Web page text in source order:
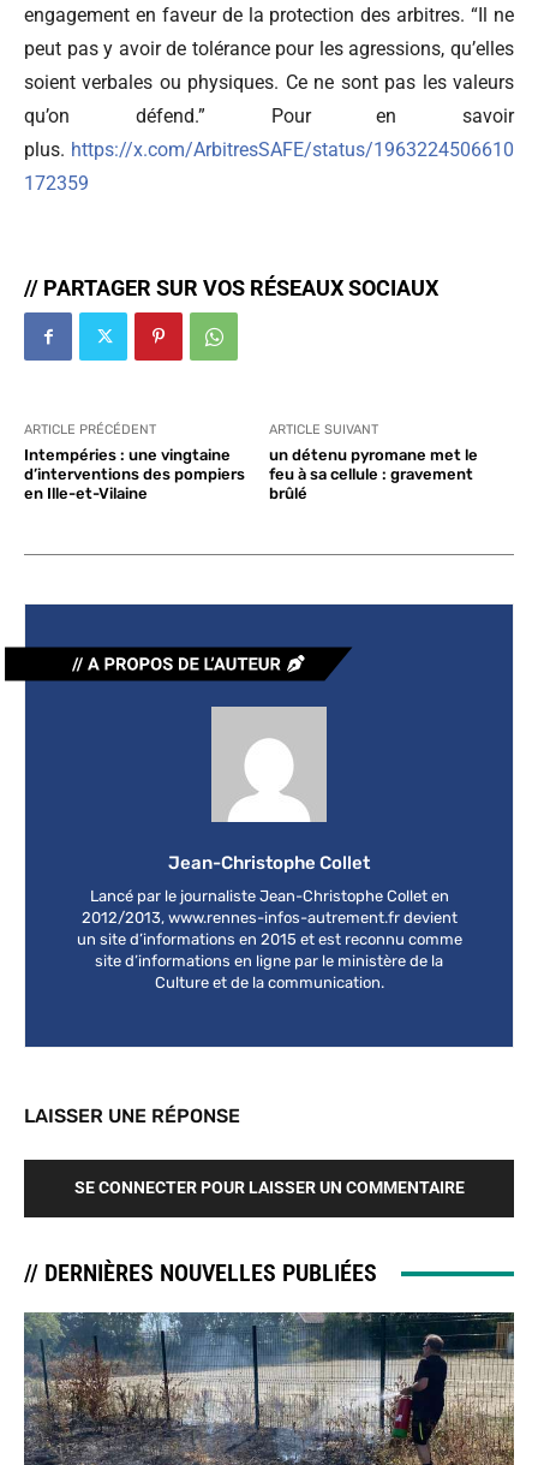
engagement en faveur de la protection des arbitres. “Il ne
peut pas y avoir de tolérance pour les agressions, qu’elles
soient verbales ou physiques. Ce ne sont pas les valeurs
qu’on défend.” Pour en savoir
plus. https://x.com/ArbitresSAFE/status/1963224506610
172359
// PARTAGER SUR VOS RÉSEAUX SOCIAUX
ARTICLE PRÉCÉDENT
Intempéries : une vingtaine
d’interventions des pompiers
en Ille-et-Vilaine
ARTICLE SUIVANT
un détenu pyromane met le
feu à sa cellule : gravement
brûlé
Jean-Christophe Collet
Lancé par le journaliste Jean-Christophe Collet en
2012/2013, www.rennes-infos-autrement.fr devient
un site d’informations en 2015 et est reconnu comme
site d’informations en ligne par le ministère de la
Culture et de la communication.
LAISSER UNE RÉPONSE
SE CONNECTER POUR LAISSER UN COMMENTAIRE
// DERNIÈRES NOUVELLES PUBLIÉES